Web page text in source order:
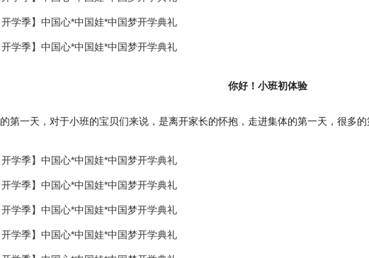
你好！小班初体验
第一天，对于小班的宝贝们来说，是离开家长的怀抱，走进集体的第一天，很多的